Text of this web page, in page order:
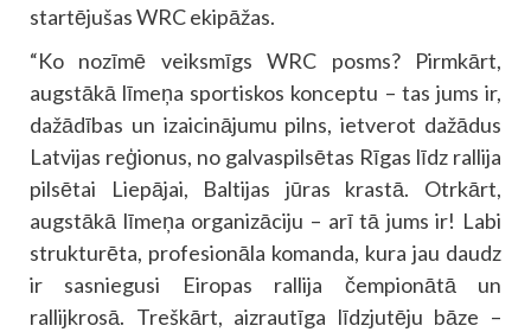
startējušas WRC ekipāžas.
“Ko nozīmē veiksmīgs WRC posms? Pirmkārt,
augstākā līmeņa sportiskos konceptu – tas jums ir,
dažādības un izaicinājumu pilns, ietverot dažādus
Latvijas reģionus, no galvaspilsētas Rīgas līdz rallija
pilsētai Liepājai, Baltijas jūras krastā. Otrkārt,
augstākā līmeņa organizāciju – arī tā jums ir! Labi
strukturēta, profesionāla komanda, kura jau daudz
ir sasniegusi Eiropas rallija čempionātā un
rallijkrosā. Treškārt, aizrautīga līdzjutēju bāze –